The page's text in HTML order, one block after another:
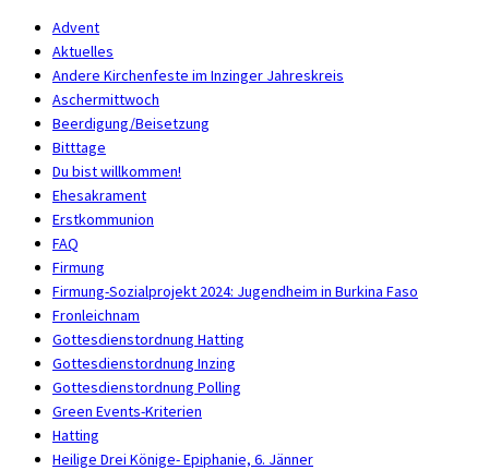
Advent
Aktuelles
Andere Kirchenfeste im Inzinger Jahreskreis
Aschermittwoch
Beerdigung/Beisetzung
Bitttage
Du bist willkommen!
Ehesakrament
Erstkommunion
FAQ
Firmung
Firmung-Sozialprojekt 2024: Jugendheim in Burkina Faso
Fronleichnam
Gottesdienstordnung Hatting
Gottesdienstordnung Inzing
Gottesdienstordnung Polling
Green Events-Kriterien
Hatting
Heilige Drei Könige- Epiphanie, 6. Jänner